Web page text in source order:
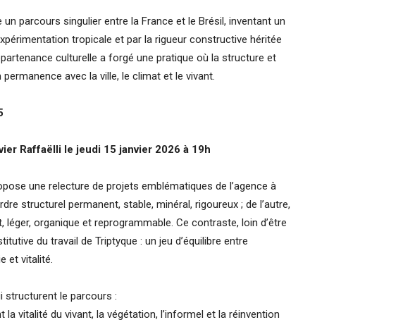
parcours singulier entre la France et le Brésil, inventant un
tropicale et par la rigueur constructive héritée
culturelle a forgé une pratique où la structure et
avec la ville, le climat et le vivant.
Raffaëlli le jeudi 15 janvier 2026 à 19h
une relecture de projets emblématiques de l’agence à
structurel permanent, stable, minéral, rigoureux ; de l’autre,
léger, organique et reprogrammable. Ce contraste, loin d’être
du travail de Triptyque : un jeu d’équilibre entre
et vitalité.
structurent le parcours :
la vitalité du vivant, la végétation, l’informel et la réinvention